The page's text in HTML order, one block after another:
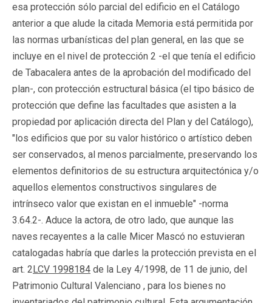
esa protección sólo parcial del edificio en el Catálogo
anterior a que alude la citada Memoria está permitida por
las normas urbanísticas del plan general, en las que se
incluye en el nivel de protección 2 -el que tenía el edificio
de Tabacalera antes de la aprobación del modificado del
plan-, con protección estructural básica (el tipo básico de
protección que define las facultades que asisten a la
propiedad por aplicación directa del Plan y del Catálogo),
"los edificios que por su valor histórico o artístico deben
ser conservados, al menos parcialmente, preservando los
elementos definitorios de su estructura arquitectónica y/o
aquellos elementos constructivos singulares de
intrínseco valor que existan en el inmueble" -norma
3.64.2-. Aduce la actora, de otro lado, que aunque las
naves recayentes a la calle Micer Mascó no estuvieran
catalogadas habría que darles la protección prevista en el
art. 2LCV 1998184 de la Ley 4/1998, de 11 de junio, del
Patrimonio Cultural Valenciano , para los bienes no